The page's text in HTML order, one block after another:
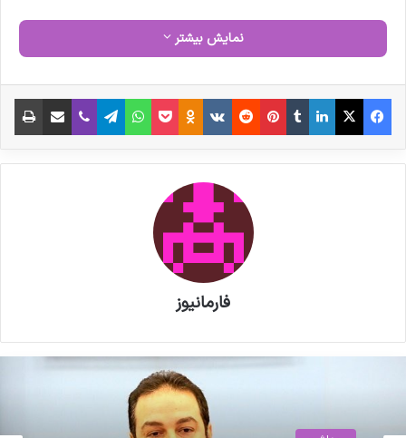
نمایش بیشتر
فیس بوک X لینکدین ‫تامبلر ‫پین‌ترست ‫رددیت ‫VKontakte
‫Odnoklassniki پاکت واتس آپ تلگرام وایبر اشتراک گذاری از طریق ایمیل
فارمانیوز